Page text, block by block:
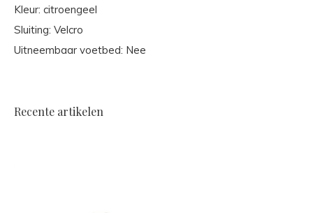
Kleur: citroengeel
Sluiting: Velcro
Uitneembaar voetbed: Nee
Recente artikelen